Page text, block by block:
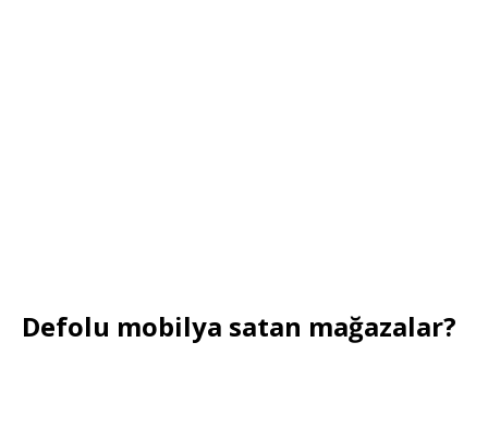
Defolu mobilya satan mağazalar?